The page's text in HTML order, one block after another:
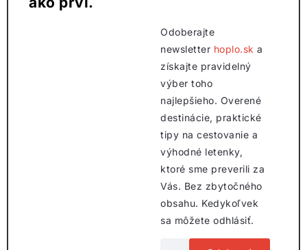
Odoberajte
newsletter hoplo.sk a
získajte pravidelný
výber toho
najlepšieho. Overené
destinácie, praktické
tipy na cestovanie a
výhodné letenky,
ktoré sme preverili za
Vás. Bez zbytočného
obsahu. Kedykoľvek
sa môžete odhlásiť.